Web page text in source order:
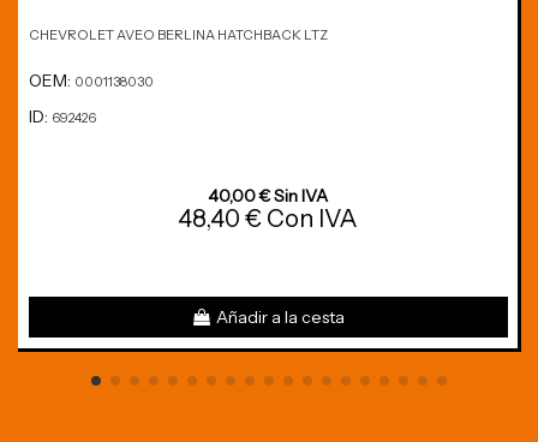
CHEVROLET AVEO BERLINA HATCHBACK LTZ
OEM: 0001138030
ID: 692426
40,00 € Sin IVA
48,40 € Con IVA
Añadir a la cesta